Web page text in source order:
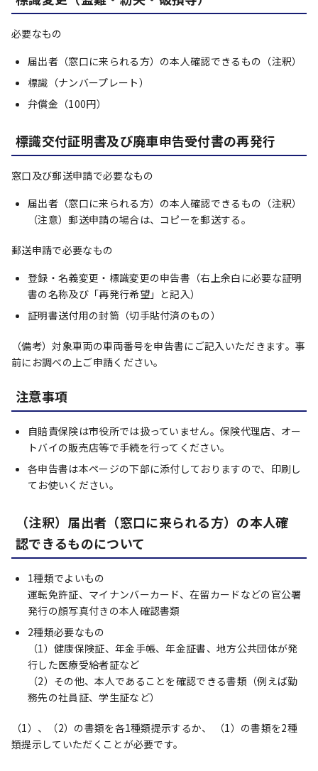
必要なもの
届出者（窓口に来られる方）の本人確認できるもの（注釈）
標識（ナンバープレート）
弁償金（100円）
標識交付証明書及び廃車申告受付書の再発行
窓口及び郵送申請で必要なもの
届出者（窓口に来られる方）の本人確認できるもの（注釈）
（注意）郵送申請の場合は、コピーを郵送する。
郵送申請で必要なもの
登録・名義変更・標識変更の申告書（右上余白に必要な証明
書の名称及び「再発行希望」と記入）
証明書送付用の封筒（切手貼付済のもの）
（備考）対象車両の車両番号を申告書にご記入いただきます。事
前にお調べの上ご申請ください。
注意事項
自賠責保険は市役所では扱っていません。保険代理店、オー
トバイの販売店等で手続を行ってください。
各申告書は本ページの下部に添付しておりますので、印刷し
てお使いください。
（注釈）届出者（窓口に来られる方）の本人確
認できるものについて
1種類でよいもの
運転免許証、マイナンバーカード、在留カードなどの官公署
発行の顔写真付きの本人確認書類
2種類必要なもの
（1）健康保険証、年金手帳、年金証書、地方公共団体が発
行した医療受給者証など
（2）その他、本人であることを確認できる書類（例えば勤
務先の社員証、学生証など）
（1）、（2）の書類を各1種類提示するか、 （1）の書類を2種
類提示していただくことが必要です。